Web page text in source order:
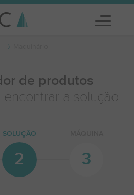
de produtos
encontrar a solução
SOLUÇÃO
2 3